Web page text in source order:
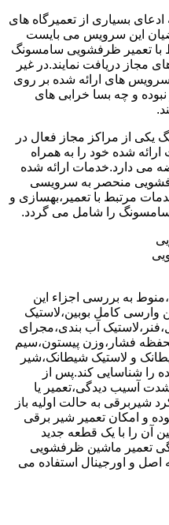
بسیاری از تعمیرگاه های
این سرویس می بایست
با تعمیر ظرفشویی سامسونگ
مجاز دریافت نمایند.در غیر
سرویس های ارائه شده بر روی
و چه بسا خرابی های
یکی از مراکز مجاز فعال در
شده خود را به همراه
می دارد.خدمات ارائه شده
منحصر به سرویسی
مرتبط با تعمیر،بهسازی و
را شامل می گردد.
به بررسی اجزاء این
وارسی کامل بوبین،لاستیک
آب بندی،مجرای
فشار،وزن پیستون،سیم
و لاستیک شیطانک،شیر
را شناسایی کند.پس از
آسیب دیدگی،تعمیر یا
شیربرقی به حالت اولیه باز
و امکان تعمیر شیر برقی
آن را با یک قطعه جدید
تعمیر ماشین ظرفشویی
اصل و اورجینال استفاده می